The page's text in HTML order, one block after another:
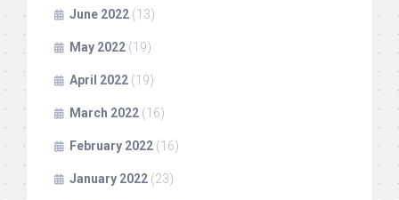
June 2022 (13)
May 2022 (19)
April 2022 (19)
March 2022 (16)
February 2022 (16)
January 2022 (23)